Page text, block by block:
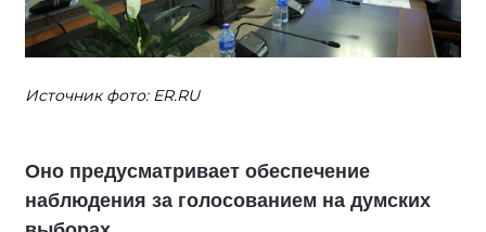
Источник фото: ER.RU
Оно предусматривает обеспечение
наблюдения за голосованием на думских